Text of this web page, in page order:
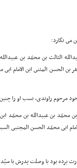
مى نگارد:
الثالث بن محمّد بن
الحسن المثنى ابن الامام
مرحوم راوندى، نسب او را
محمّد بن عبیدالله بن محمّد
ابى محمّد الحسن المجتبى
برده بود با وصلت پدرش با